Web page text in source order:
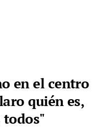
en el centro
quién es,
todos"